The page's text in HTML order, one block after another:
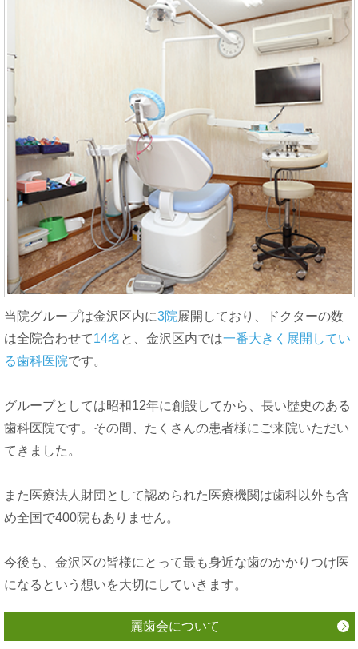
当院グループは金沢区内に3院展開しており、ドクターの数
は全院合わせて14名 と、金沢区内では一番大きく展開してい
る歯科医院です。
グループとしては昭和12年に創設してから、長い歴史のある
歯科医院です。その間、たくさんの患者様にご来院いただい
てきました。
また医療法人財団として認められた医療機関は歯科以外も含
め全国で400院もありません。
今後も、金沢区の皆様にとって最も身近な歯のかかりつけ医
になるという想いを大切にしていきます。
麗歯会について